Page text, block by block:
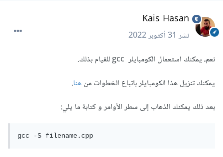
Kais Hasan
نشر31 أكتوبر 2022
نعم، يمكنك استعمال الكومبايلر gcc للقيام بذلك.
يمكنك تنزيل هذا الكومبايلر باتباع الخطوات منهنا.
بعد ذلك يمكنك الذهاب إلى سطر الأوامر و كتابة ما يلي:
gcc -S filename.cpp